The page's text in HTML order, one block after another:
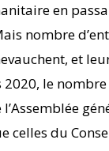
en
nombre
et
le
celles du